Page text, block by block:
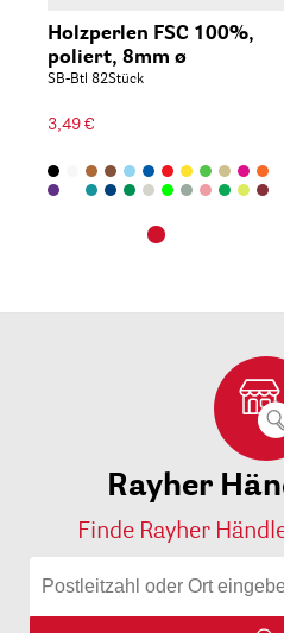
Holzperlen FSC 100%,
poliert, 8mm ø
SB-Btl 82Stück
3,49 €
Rayher
Finde Rayher